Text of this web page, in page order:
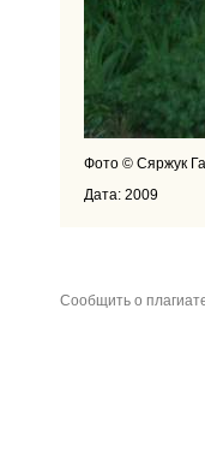
Фото © Сяржук
Дата: 2009
Сообщить о